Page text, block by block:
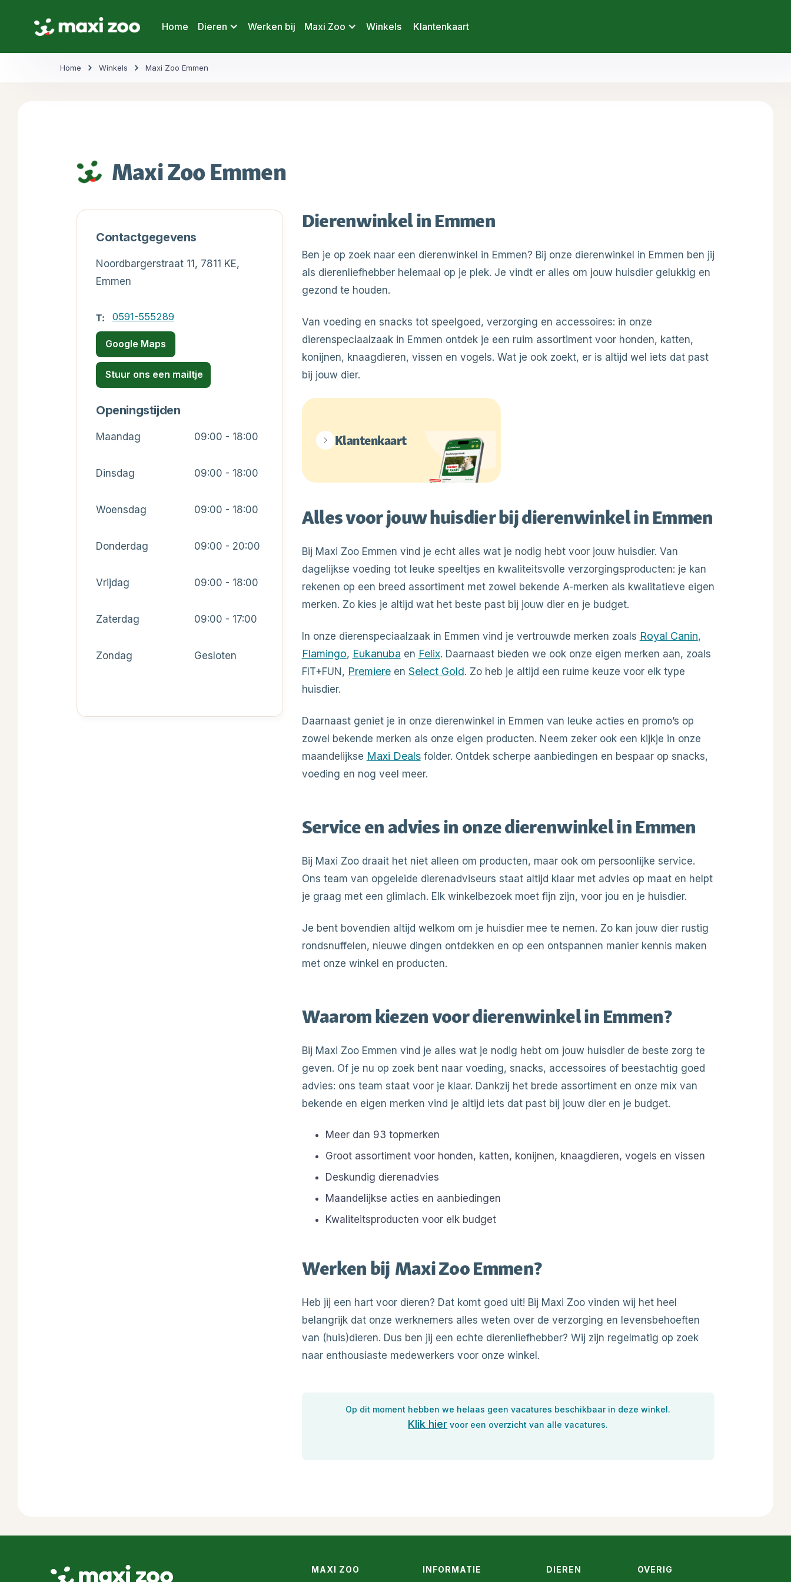
Home Dieren Werken bij Maxi Zoo Winkels Klantenkaart
Home Winkels Maxi Zoo Emmen
Maxi Zoo Emmen
Contactgegevens
Noordbargerstraat 11, 7811 KE,
Emmen
T: 0591-555289
Google Maps
Stuur ons een mailtje
Openingstijden
Maandag 09:00 - 18:00
Dinsdag 09:00 - 18:00
Woensdag 09:00 - 18:00
Donderdag 09:00 - 20:00
Vrijdag 09:00 - 18:00
Zaterdag 09:00 - 17:00
Zondag Gesloten
Dierenwinkel in Emmen
Ben je op zoek naar een dierenwinkel in Emmen? Bij onze dierenwinkel in Emmen ben jij
als dierenliefhebber helemaal op je plek. Je vindt er alles om jouw huisdier gelukkig en
gezond te houden.
Van voeding en snacks tot speelgoed, verzorging en accessoires: in onze
dierenspeciaalzaak in Emmen ontdek je een ruim assortiment voor honden, katten,
konijnen, knaagdieren, vissen en vogels. Wat je ook zoekt, er is altijd wel iets dat past
bij jouw dier.
Klantenkaart
Alles voor jouw huisdier bij dierenwinkel in Emmen
Bij Maxi Zoo Emmen vind je echt alles wat je nodig hebt voor jouw huisdier. Van
dagelijkse voeding tot leuke speeltjes en kwaliteitsvolle verzorgingsproducten: je kan
rekenen op een breed assortiment met zowel bekende A-merken als kwalitatieve eigen
merken. Zo kies je altijd wat het beste past bij jouw dier en je budget.
In onze dierenspeciaalzaak in Emmen vind je vertrouwde merken zoals Royal Canin,
Flamingo, Eukanuba en Felix. Daarnaast bieden we ook onze eigen merken aan, zoals
FIT+FUN, Premiereen Select Gold. Zo heb je altijd een ruime keuze voor elk type
huisdier.
Daarnaast geniet je in onze dierenwinkel in Emmen van leuke acties en promo’s op
zowel bekende merken als onze eigen producten. Neem zeker ook een kijkje in onze
maandelijkse Maxi Dealsfolder. Ontdek scherpe aanbiedingen en bespaar op snacks,
voeding en nog veel meer.
Service en advies in onze dierenwinkel in Emmen
Bij Maxi Zoo draait het niet alleen om producten, maar ook om persoonlijke service.
Ons team van opgeleide dierenadviseurs staat altijd klaar met advies op maat en helpt
je graag met een glimlach. Elk winkelbezoek moet fijn zijn, voor jou en je huisdier.
Je bent bovendien altijd welkom om je huisdier mee te nemen. Zo kan jouw dier rustig
rondsnuffelen, nieuwe dingen ontdekken en op een ontspannen manier kennis maken
met onze winkel en producten.
Waarom kiezen voor dierenwinkel in Emmen?
Bij Maxi Zoo Emmen vind je alles wat je nodig hebt om jouw huisdier de beste zorg te
geven. Of je nu op zoek bent naar voeding, snacks, accessoires of beestachtig goed
advies: ons team staat voor je klaar. Dankzij het brede assortiment en onze mix van
bekende en eigen merken vind je altijd iets dat past bij jouw dier en je budget.
Meer dan 93 topmerken
Groot assortiment voor honden, katten, konijnen, knaagdieren, vogels en vissen
Deskundig dierenadvies
Maandelijkse acties en aanbiedingen
Kwaliteitsproducten voor elk budget
Werken bij Maxi Zoo Emmen?
Heb jij een hart voor dieren? Dat komt goed uit! Bij Maxi Zoo vinden wij het heel
belangrijk dat onze werknemers alles weten over de verzorging en levensbehoeften
van (huis)dieren. Dus ben jij een echte dierenliefhebber? Wij zijn regelmatig op zoek
naar enthousiaste medewerkers voor onze winkel.
Op dit moment hebben we helaas geen vacatures beschikbaar in deze winkel.
Klik hier voor een overzicht van alle vacatures.
MAXI ZOO INFORMATIE DIEREN OVERIG